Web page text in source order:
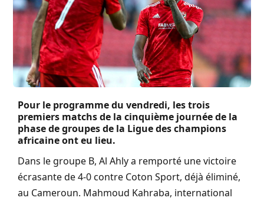
Pour le programme du vendredi, les trois
premiers matchs de la cinquième journée de la
phase de groupes de la Ligue des champions
africaine ont eu lieu.
Dans le groupe B, Al Ahly a remporté une victoire
écrasante de 4-0 contre Coton Sport, déjà éliminé,
au Cameroun. Mahmoud Kahraba, international